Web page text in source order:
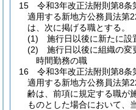
15
令和3年改正法附則第8条
適用する新地方公務員法第
は、次に掲げる職とする。
(1)
施行日以後に新たに設
(2)
施行日以後に組織の変
時間勤務の職
16
令和3年改正法附則第8条
適用する新地方公務員法第
齢は、前項に規定する職が
ものとした場合において、